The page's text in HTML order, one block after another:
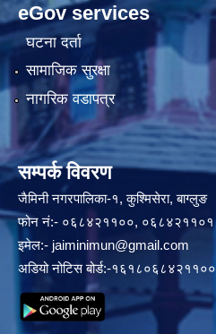
eGov services
घटना दर्ता
सामाजिक सुरक्षा
नागरिक वडापत्र
सम्पर्क विवरण
जैमिनी नगरपालिका-१, कुश्मिसेरा, बाग्लुङ
फोन नं:- ०६८४२११००, ०६८४२११०१
इमेल:- jaiminimun@gmail.com
अडियो नोटिस बोर्ड:-१६१८०६८४२११००